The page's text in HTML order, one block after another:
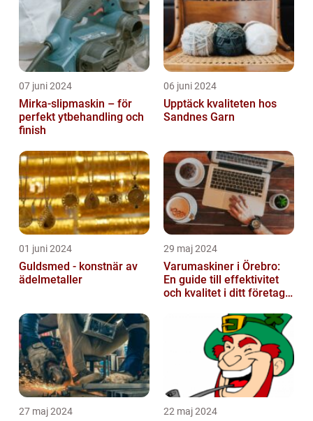
07 juni 2024
Mirka-slipmaskin – för
perfekt ytbehandling och
finish
06 juni 2024
Upptäck kvaliteten hos
Sandnes Garn
01 juni 2024
Guldsmed - konstnär av
ädelmetaller
29 maj 2024
Varumaskiner i Örebro:
En guide till effektivitet
och kvalitet i ditt företags
27 maj 2024 22 maj 2024